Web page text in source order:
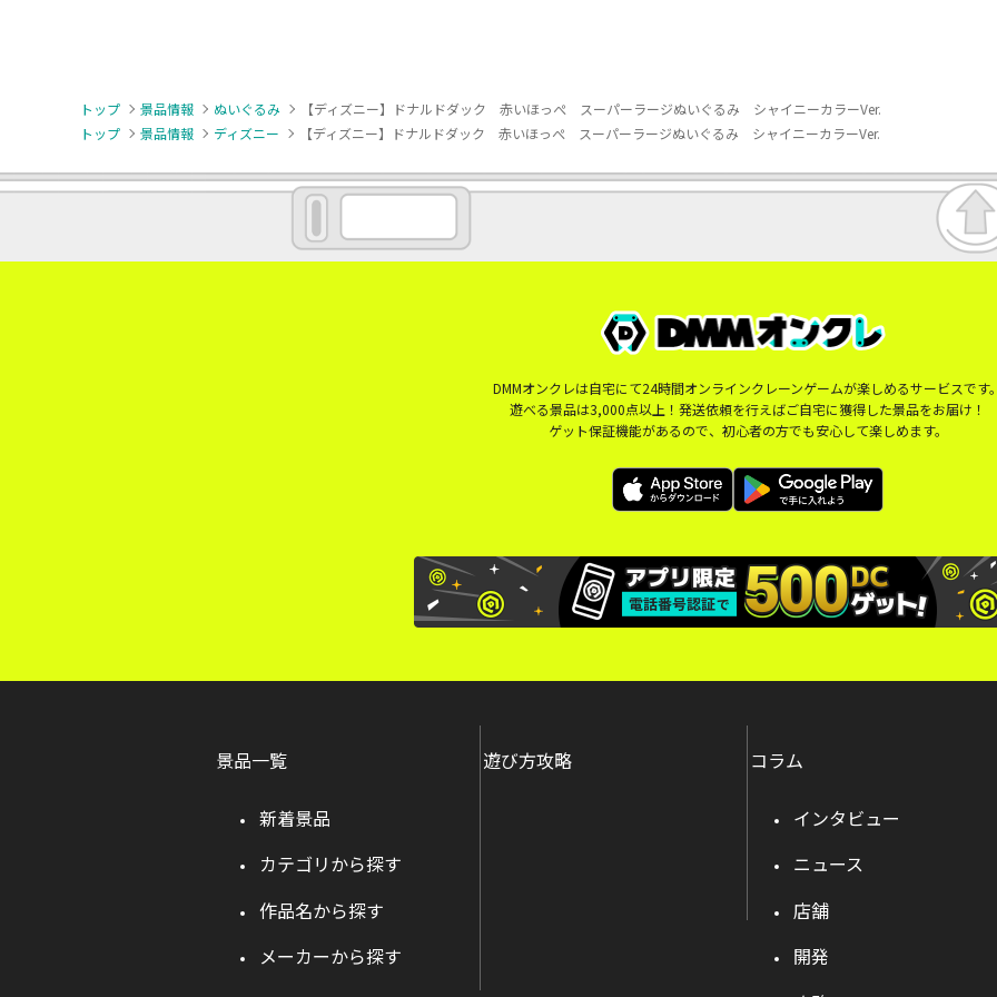
トップ 景品情報 ぬいぐるみ
【ディズニー】ドナルドダック 赤いほっぺ スーパーラージぬいぐるみ シャイニーカラーVer.
トップ
景品情報 ディズニー 【ディズニー】ドナルドダック 赤いほっぺ スーパーラージぬいぐるみ シャイニーカラーVer.
DMMオンクレは自宅にて24時間オンラインクレーンゲームが楽しめるサービスです
遊べる景品は3,000点以上！発送依頼を行えばご自宅に獲得した景品をお届け！
ゲット保証機能があるので、初心者の方でも安心して楽しめます。
景品一覧
新着景品
カテゴリから探す
作品名から探す
メーカーから探す
遊び方攻略 コラム
インタビュー
ニュース
店舗
開発